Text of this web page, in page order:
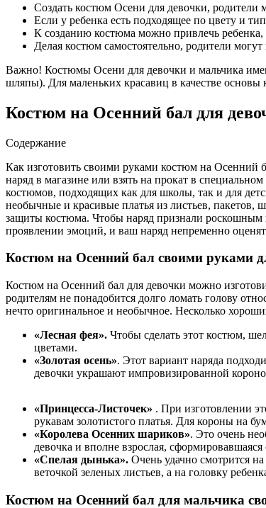
Создать костюм Осени для девочки,
Если у ребенка есть подходящее по цвету и
К созданию костюма можно привлечь ребенка,
Делая костюм самостоятельно, родители
Важно! Костюмы Осени для девочки и мальчика
шляпы). Для маленьких красавиц в качестве
Костюм на Осенний бал для
Содержание
Как изготовить своими руками костюм на Осенний
наряд в магазине или взять на прокат в
костюмов, подходящих как для школы, так и для
необычные и красивые платья из листьев, пакетов,
защиты костюма. Чтобы наряд признали роскошным
проявлении эмоций, и ваш наряд непременно оценят
Костюм на Осенний бал своими руками
Костюм на Осенний бал для девочки можно
родителям не понадобится долго ломать голову
нечто оригинальное и необычное. Несколько
«Лесная фея». Чтобы сделать этот костюм,
цветами.
«Золотая осень». Этот вариант наряда
девочки украшают импровизированной
«Принцесса-Листочек» . При изготовлении
рукавам золотистого платья. Для короны на
«Королева Осенних шариков». Это очень
девочка и вполне взрослая, сформировавшаяся
«Спелая дынька». Очень удачно смотрится
веточкой зеленых листьев, а на головку
Костюм на Осенний бал для мальчика